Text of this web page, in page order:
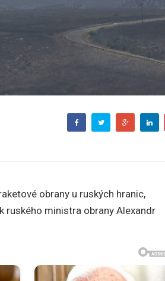
obrany u ruských hranic,
ruského ministra obrany Alexandr